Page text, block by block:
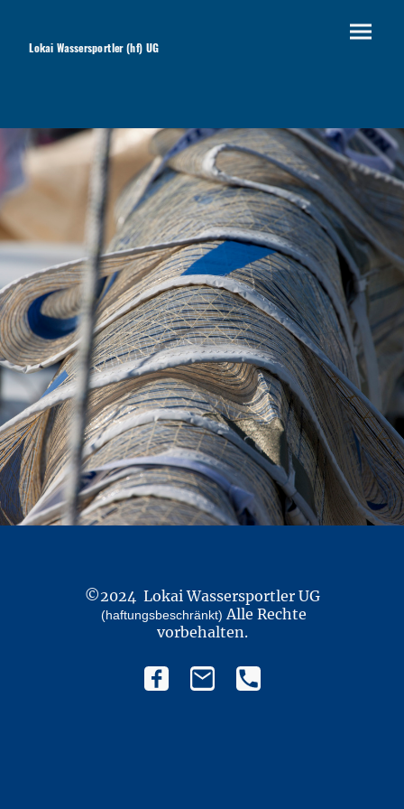
Lokai Wassersportler (hf) UG
©2024 Lokai Wassersportler UG
(haftungsbeschränkt) Alle Rechte
vorbehalten.